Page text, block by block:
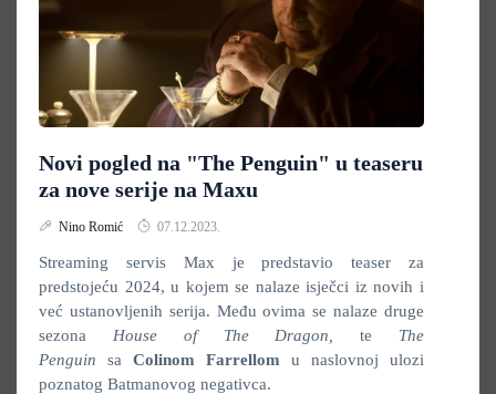
Novi pogled na "The Penguin" u teaseru
za nove serije na Maxu
Nino Romić 07.12.2023.
Streaming servis Max je predstavio teaser za
predstojeću 2024, u kojem se nalaze isječci iz novih i
već ustanovljenih serija. Među ovima se nalaze druge
sezona House of The Dragon,te The
Penguin sa Colinom Farrellom u naslovnoj ulozi
poznatog Batmanovog negativca.